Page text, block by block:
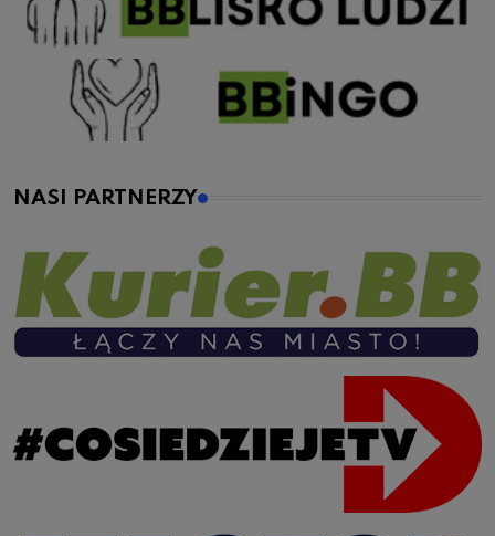
NASI PARTNERZY